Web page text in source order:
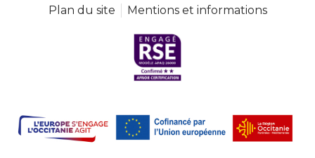
Plan du site Mentions et informations